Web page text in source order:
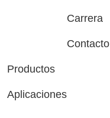
Carrera
Contacto
Productos
Aplicaciones